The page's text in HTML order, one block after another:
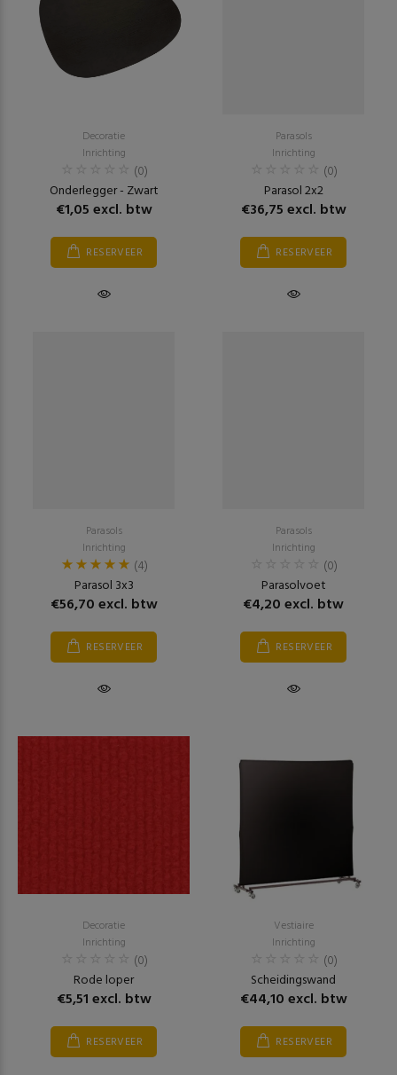
Decoratie
Inrichting
(0)
Onderlegger - Zwart
€1,05 excl. btw
RESERVEER
Parasols
Inrichting
(0)
Parasol 2x2
€36,75 excl. btw
RESERVEER
Parasols
Inrichting
(4)
Parasol 3x3
€56,70 excl. btw
RESERVEER
Parasols
Inrichting
(0)
Parasolvoet
€4,20 excl. btw
RESERVEER
Decoratie
Inrichting
(0)
Rode loper
€5,51 excl. btw
RESERVEER
Vestiaire
Inrichting
(0)
Scheidingswand
€44,10 excl. btw
RESERVEER